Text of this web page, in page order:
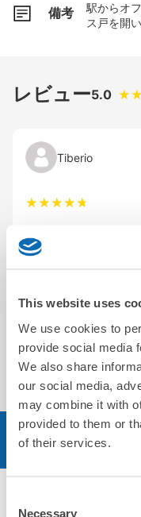
This website uses
We use cookies to
provide social media
We also share
our social media,
may combine it with
provided to them or
of their services.
Necessary
備考
駅からオ
ス戸を開
レビュー5.0
Tiberio
Elaine
Very kind and helpful.